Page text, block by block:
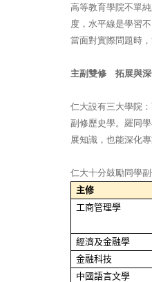
高等教育學院不單
度，水平線是學習
當面對實際問題時
主副雙修 拓展與
仁大設有三大學院
副修歷史學。羅同
展知識，也能深化專
仁大十分鼓勵同學
主修
工商管理學
經濟及金融學
金融科技
中國語言文學